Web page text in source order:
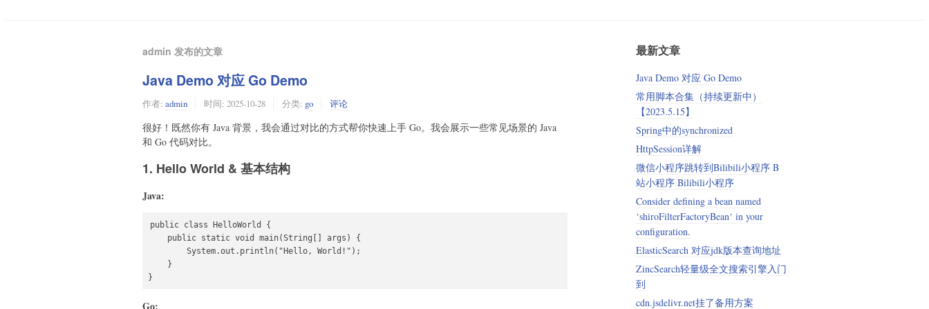
admin 发布的文章
Java Demo 对应 Go Demo
作者: admin 时间: 2025-10-28 分类: go 评论
很好！既然你有 Java 背景，我会通过对比的方式帮你快速上手 Go。我会展示一些常见场景的 Java
和 Go 代码对比。
1. Hello World & 基本结构
Java:
public class HelloWorld {
    public static void main(String[] args) {
        System.out.println("Hello, World!");
    }
}
Go:
最新文章
Java Demo 对应 Go Demo
常用脚本合集（持续更新中）
【2023.5.15】
Spring中的synchronized
HttpSession详解
微信小程序跳转到Bilibili小程序 B
站小程序 Bilibili小程序
Consider defining a bean named
‘shiroFilterFactoryBean‘ in your
configuration.
ElasticSearch 对应jdk版本查询地址
ZincSearch轻量级全文搜索引擎入门
到
cdn.jsdelivr.net挂了备用方案